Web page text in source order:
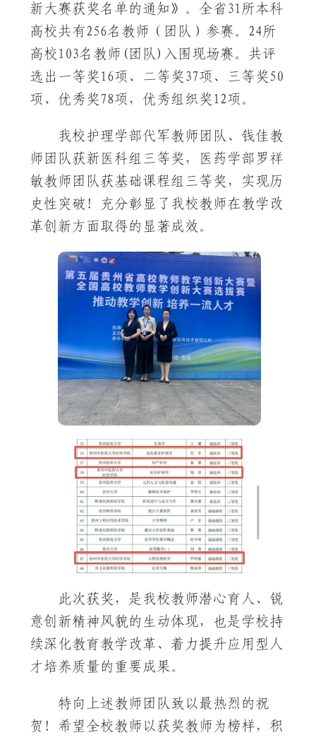
新大赛获奖名单的通知》。全省31所本科
高校共有256名教师（团队）参赛。24所
高校103名教师(团队)入围现场赛。共评
选出一等奖16项、二等奖37项、三等奖50
项、优秀奖78项，优秀组织奖12项。
我校护理学部代军教师团队、钱佳教
师团队获新医科组三等奖，医药学部罗祥
敏教师团队获基础课程组三等奖，实现历
史性突破！充分彰显了我校教师在教学改
革创新方面取得的显著成效。
此次获奖，是我校教师潜心育人、锐
意创新精神风貌的生动体现，也是学校持
续深化教育教学改革、着力提升应用型人
才培养质量的重要成果。
特向上述教师团队致以最热烈的祝
贺！希望全校教师以获奖教师为榜样，积